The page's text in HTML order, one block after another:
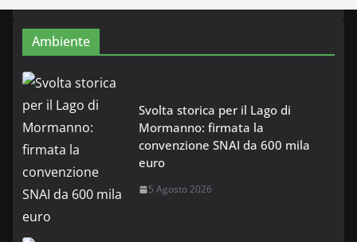
Ambiente
Svolta storica per il Lago di
Mormanno: firmata la
convenzione SNAI da 600 mila
euro
5 Agosto 2026